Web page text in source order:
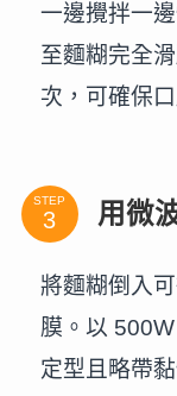
一邊攪拌一
至麵糊完全
次，可確保
STEP 用微
將麵糊倒入
膜。以
定型且略帶